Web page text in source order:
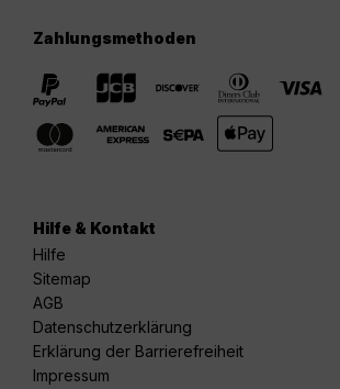
Zahlungsmethoden
Hilfe & Kontakt
Hilfe
Sitemap
AGB
Datenschutzerklärung
Erklärung der Barrierefreiheit
Impressum